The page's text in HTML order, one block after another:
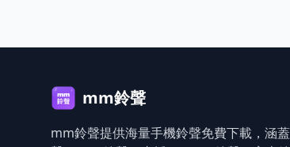
mm鈴聲
mm鈴聲提供海量手機鈴聲免費下載，涵